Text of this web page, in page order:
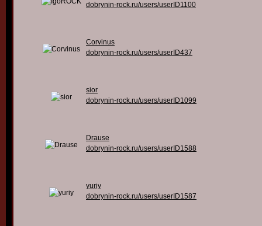
dobrynin-rock.ru/users/userID1100
Corvinus
dobrynin-rock.ru/users/userID437
sior
dobrynin-rock.ru/users/userID1099
Drause
dobrynin-rock.ru/users/userID1588
yuriy
dobrynin-rock.ru/users/userID1587